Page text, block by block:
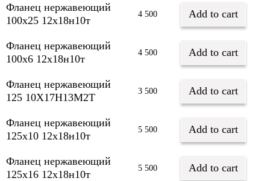
Фланец нержавеющий
100х25 12х18н10т
4 500 Add to cart
Фланец нержавеющий
100х6 12х18н10т
4 500 Add to cart
Фланец нержавеющий
125 10Х17Н13М2Т
3 500 Add to cart
Фланец нержавеющий
125х10 12х18н10т
5 500 Add to cart
Фланец нержавеющий
125х16 12х18н10т
5 500 Add to cart